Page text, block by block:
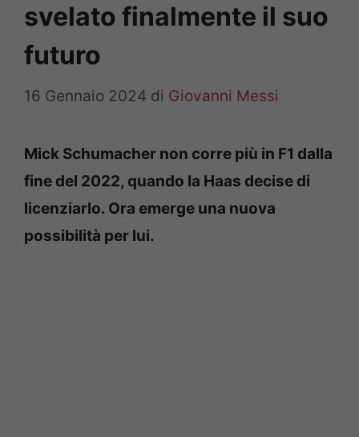
svelato finalmente il suo
futuro
16 Gennaio 2024 di Giovanni Messi
Mick Schumacher non corre più in F1 dalla
fine del 2022, quando la Haas decise di
licenziarlo. Ora emerge una nuova
possibilità per lui.